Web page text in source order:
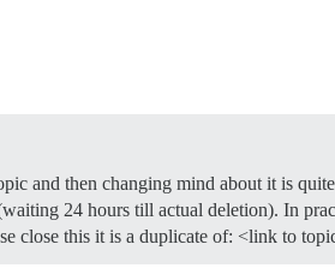
and then changing mind about it is
24 hours till actual deletion). In
close this it is a duplicate of: <link to